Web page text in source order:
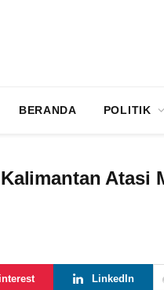
BERANDA POLITIK
Atasi
LinkedIn